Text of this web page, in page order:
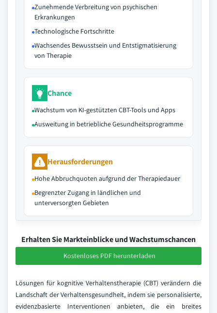
Zunehmende Verbreitung von psychischen
Erkrankungen
Technologische Fortschritte
Wachsendes Bewusstsein und Entstigmatisierung
von Therapie
Chance
Wachstum von KI-gestützten CBT-Tools und Apps
Ausweitung in betriebliche Gesundheitsprogramme
Herausforderungen
Hohe Abbruchquoten aufgrund der Therapiedauer
Begrenzter Zugang in ländlichen und
unterversorgten Gebieten
Erhalten Sie Markteinblicke und Wachstumschancen
Kostenloses PDF herunterladen
Lösungen für kognitive Verhaltenstherapie (CBT) verändern die
Landschaft der Verhaltensgesundheit, indem sie personalisierte,
evidenzbasierte Interventionen anbieten, die ein breites